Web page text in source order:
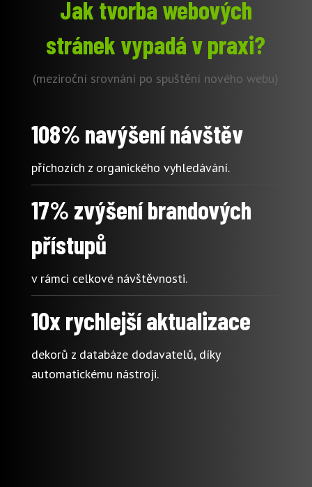
Jak tvorba webových
stránek vypadá v praxi?
(meziroční srovnání po spuštění nového webu)
108% navýšení návštěv
příchozích z organického vyhledávání.
17% zvýšení brandových
přístupů
v rámci celkové návštěvnosti.
10x rychlejší aktualizace
dekorů z databáze dodavatelů, díky
automatickému nástroji.